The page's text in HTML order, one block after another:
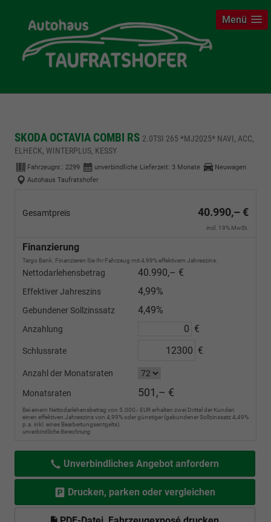
Menü
SKODA OCTAVIA COMBI RS 2.0TSI 265 *MJ2025* NAVI, ACC,
ELHECK, WINTERPLUS, KESSY
Fahrzeugnr.: 2299 unverbindliche Lieferzeit: 3 Monate
Neuwagen
Autohaus Taufratshofer
Gesamtpreis 40.990,– €
incl. 19% MwSt.
Finanzierung
Targo Bank. Finanzieren Sie Ihr Fahrzeug mit 4,99% effektivem Jahreszins.
Nettodarlehensbetrag 40.990,– €
Effektiver Jahreszins 4,99%
Gebundener Sollzinssatz 4,49%
Anzahlung €
Schlussrate €
Anzahl der Monatsraten
Monatsraten 501,– €
Bei einem Nettodarlehensbetrag von 5.000,- EUR erhalten zwei Drittel der Kunden
einen effektiven Jahreszins von 4,99% oder günstiger (gebundener Sollzinssatz 4,49%
p.a. inkl. eines Bearbeitungsentgelts).
unverbindliche Berechnung
Unverbindliches Angebot anfordern
Drucken, parken oder vergleichen